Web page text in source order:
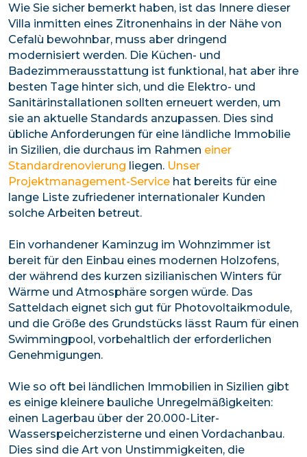
Wie Sie sicher bemerkt haben, ist das Innere dieser
Villa inmitten eines Zitronenhains in der Nähe von
Cefalù bewohnbar, muss aber dringend
modernisiert werden. Die Küchen- und
Badezimmerausstattung ist funktional, hat aber ihre
besten Tage hinter sich, und die Elektro- und
Sanitärinstallationen sollten erneuert werden, um
sie an aktuelle Standards anzupassen. Dies sind
übliche Anforderungen für eine ländliche Immobilie
in Sizilien, die durchaus im Rahmen einer
Standardrenovierung liegen. Unser
Projektmanagement-Service hat bereits für eine
lange Liste zufriedener internationaler Kunden
solche Arbeiten betreut.
Ein vorhandener Kaminzug im Wohnzimmer ist
bereit für den Einbau eines modernen Holzofens,
der während des kurzen sizilianischen Winters für
Wärme und Atmosphäre sorgen würde. Das
Satteldach eignet sich gut für Photovoltaikmodule,
und die Größe des Grundstücks lässt Raum für einen
Swimmingpool, vorbehaltlich der erforderlichen
Genehmigungen.
Wie so oft bei ländlichen Immobilien in Sizilien gibt
es einige kleinere bauliche Unregelmäßigkeiten:
einen Lagerbau über der 20.000-Liter-
Wasserspeicherzisterne und einen Vordachanbau.
Dies sind die Art von Unstimmigkeiten, die